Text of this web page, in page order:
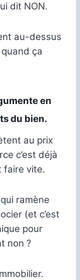
dit NON.
au-dessus
ça
en
du bien.
au prix
c’est déjà
faire vite.
ramène
(et c’est
pour
non ?